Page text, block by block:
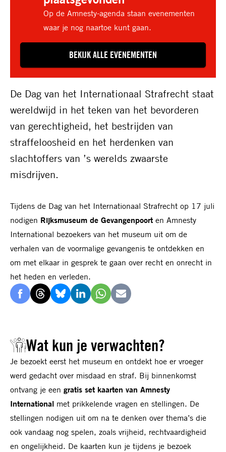
Op de Amnesty-agenda staan evenementen
waar je nog naartoe kunt gaan.
BEKIJK ALLE EVENEMENTEN
De Dag van het Internationaal Strafrecht staat
wereldwijd in het teken van het bevorderen
van gerechtigheid, het bestrijden van
straffeloosheid en het herdenken van
slachtoffers van ’s werelds zwaarste
misdrijven.
Tijdens de Dag van het Internationaal Strafrecht op 17 juli
nodigen Rijksmuseum de Gevangenpoort en Amnesty
International bezoekers van het museum uit om de
verhalen van de voormalige gevangenis te ontdekken en
om met elkaar in gesprek te gaan over recht en onrecht in
het heden en verleden.
DelenDelenDelenDelenDelenDelen
mail
Wat kun je verwachten?
Je bezoekt eerst het museum en ontdekt hoe er vroeger
werd gedacht over misdaad en straf. Bij binnenkomst
ontvang je een gratis set kaarten van Amnesty
International met prikkelende vragen en stellingen. De
stellingen nodigen uit om na te denken over thema’s die
ook vandaag nog spelen, zoals vrijheid, rechtvaardigheid
en ongelijkheid. De kaarten kun je tijdens je bezoek